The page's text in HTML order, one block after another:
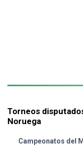
Torneos
Noruega
Campeonatos del